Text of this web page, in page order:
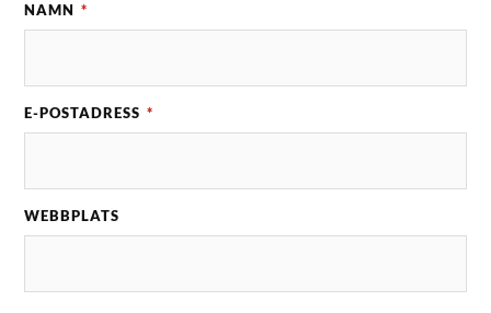
NAMN *
E-POSTADRESS *
WEBBPLATS